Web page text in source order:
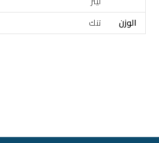
الوزن
تنك